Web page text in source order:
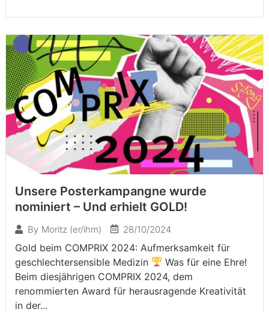
Unsere Posterkampangne wurde
nominiert – Und erhielt GOLD!
By Moritz (er/ihm) 28/10/2024
Gold beim COMPRIX 2024: Aufmerksamkeit für
geschlechtersensible Medizin
Was für eine Ehre!
Beim diesjährigen COMPRIX 2024, dem
renommierten Award für herausragende Kreativität
in der...